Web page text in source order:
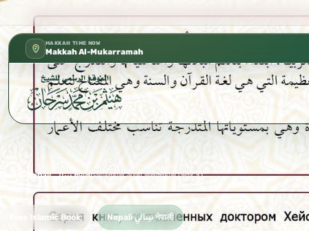
كتب الشيخ هيثم سرحان حفظه الله
MAKKAH TIME NOW
Makkah Al-Mukarramah
Nepali نيبالي नेपाली›आउनुहोस् अरबी ससक्नुहोस् (स्तर १)
Free Islamic Book Nepali نيبالي नेपाली